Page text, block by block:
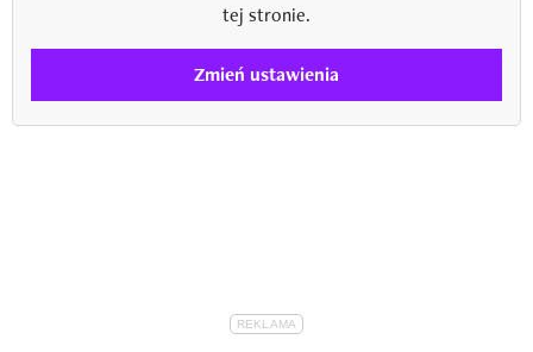
tej stronie.
Zmień ustawienia